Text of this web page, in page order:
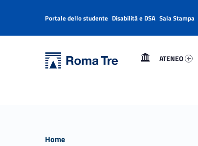
Università Roma Tre
ATENEO
Header info sidebar
Portale dello studente Disabilità e DSA Sala Stampa
Home